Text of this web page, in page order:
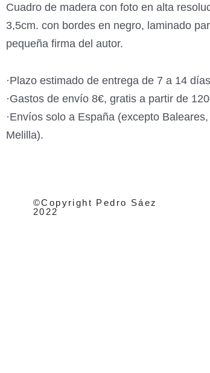
Cuadro de madera con foto en alta
3,5cm. con bordes en negro, laminado
pequeña firma del autor.
·Plazo estimado de entrega de 7 a 14 días
·Gastos de envío 8€, gratis a partir de
·Envíos solo a España (excepto
Melilla).
©Copyright Pedro Sáez
2022